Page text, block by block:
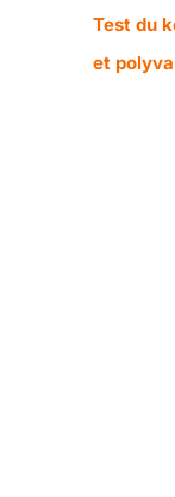
Test du
et